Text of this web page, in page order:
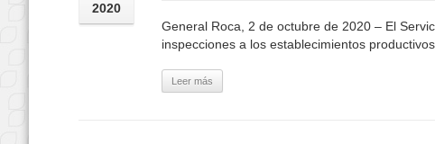
2020
General Roca, 2 de octubre de 2020 – El
inspecciones a los establecimientos
Leer más